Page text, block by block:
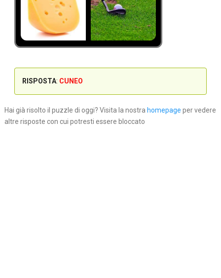
RISPOSTA: CUNEO
Hai già risolto il puzzle di oggi? Visita la nostra homepage per vedere
altre risposte con cui potresti essere bloccato